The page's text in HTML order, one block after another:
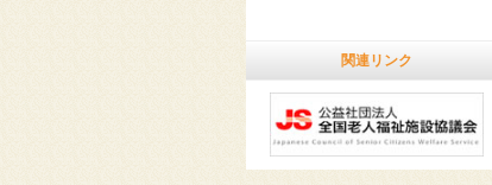
関連リンク